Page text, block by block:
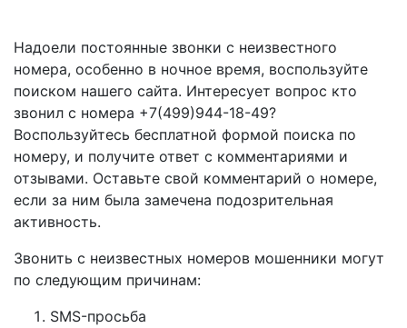
Надоели постоянные звонки с неизвестного
номера, особенно в ночное время, воспользуйте
поиском нашего сайта. Интересует вопрос кто
звонил с номера +7(499)944-18-49?
Воспользуйтесь бесплатной формой поиска по
номеру, и получите ответ с комментариями и
отзывами. Оставьте свой комментарий о номере,
если за ним была замечена подозрительная
активность.
Звонить с неизвестных номеров мошенники могут
по следующим причинам:
SMS-просьба